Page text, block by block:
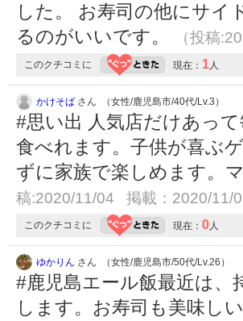
した。 お寿司の他にサイ
るのがいいです。
（投稿
このクチコミに 現在： 1人
かけそば さん （女性/鹿児島市/40代/Lv.3）
#思い出 人気店だけあっ
食べれます。子供が喜ぶ
ずに家族で楽しめます。
稿:2020/11/04 掲載：2020/11/
このクチコミに 現在： 0人
ゆかりん さん （女性/鹿児島市/50代/Lv.26）
#鹿児島エール飯最近は
します。お寿司も美味し